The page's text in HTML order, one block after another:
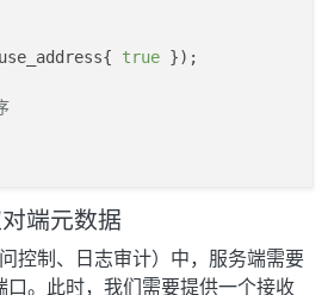
true });
端元数据
控制、日志审计）中，服务端需要
。此时，我们需要提供一个接收